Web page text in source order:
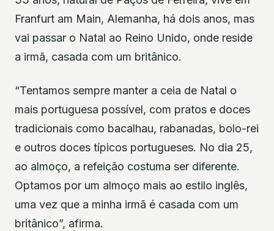
Franfurt am Main, Alemanha, há dois anos, mas
vai passar o Natal ao Reino Unido, onde reside
a irmã, casada com um britânico.
“Tentamos sempre manter a ceia de Natal o
mais portuguesa possível, com pratos e doces
tradicionais como bacalhau, rabanadas, bolo-rei
e outros doces típicos portugueses. No dia 25,
ao almoço, a refeição costuma ser diferente.
Optamos por um almoço mais ao estilo inglês,
uma vez que a minha irmã é casada com um
britânico”, afirma.